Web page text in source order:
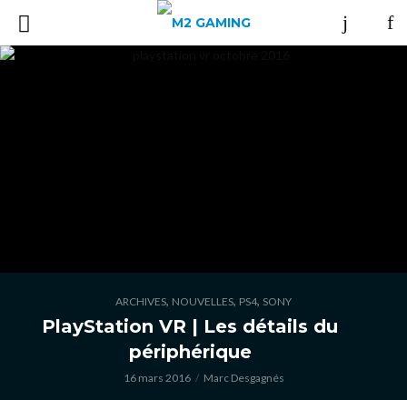
ARCHIVES, NOUVELLES, PS4, SONY
PlayStation VR | Les détails du
périphérique
16 mars 2016 Marc Desgagnés